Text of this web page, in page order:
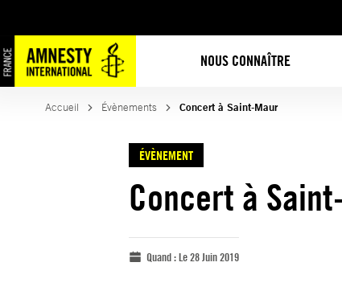
NOUS CONNAÎTRE
Accueil Évènements Concert à Saint-Maur
ÉVÈNEMENT
Concert à
Quand :Le 28 Juin 2019